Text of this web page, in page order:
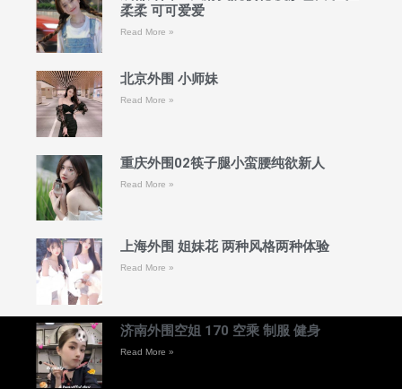
柔柔 可可爱爱
Read More »
北京外围 小师妹
Read More »
重庆外围02筷子腿小蛮腰纯欲新人
Read More »
上海外围 姐妹花 两种风格两种体验
Read More »
济南外围空姐 170 空乘 制服 健身
Read More »